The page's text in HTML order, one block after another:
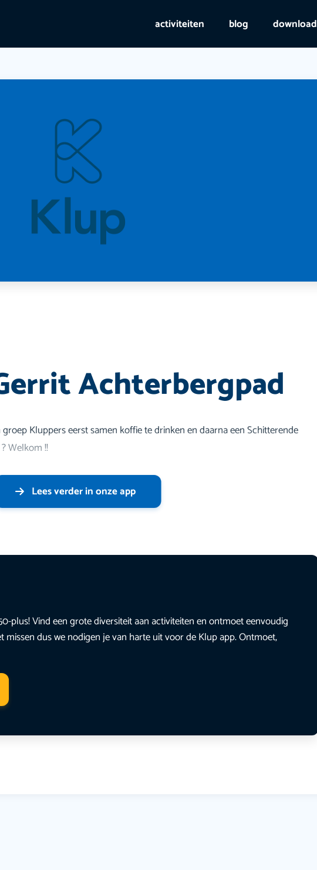
activiteiten blog download
Achterbergpad
Kluppers eerst samen koffie te drinken en daarna een Schitterende
Welkom !!
Lees verder in onze app
plus! Vind een grote diversiteit aan activiteiten en ontmoet eenvoudig
missen dus we nodigen je van harte uit voor de Klup app. Ontmoet,